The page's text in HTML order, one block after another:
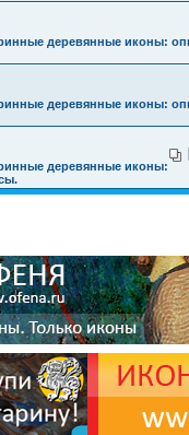
деревянные иконы:
деревянные иконы:
деревянные иконы: